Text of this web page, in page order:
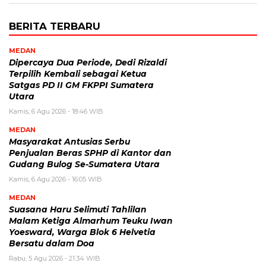
BERITA TERBARU
MEDAN
Dipercaya Dua Periode, Dedi Rizaldi
Terpilih Kembali sebagai Ketua
Satgas PD II GM FKPPI Sumatera
Utara
Kamis, 6 Agu 2026 - 18:46 WIB
MEDAN
Masyarakat Antusias Serbu
Penjualan Beras SPHP di Kantor dan
Gudang Bulog Se-Sumatera Utara
Kamis, 6 Agu 2026 - 16:05 WIB
MEDAN
Suasana Haru Selimuti Tahlilan
Malam Ketiga Almarhum Teuku Iwan
Yoesward, Warga Blok 6 Helvetia
Bersatu dalam Doa
Rabu, 5 Agu 2026 - 21:34 WIB